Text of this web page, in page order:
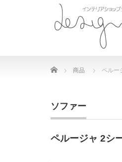
Home 商品 ペル
ソファー
ペルージャ 2シ